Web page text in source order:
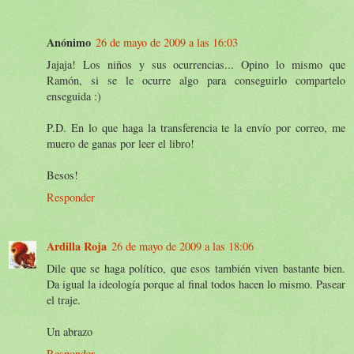
Anónimo 26 de mayo de 2009 a las 16:03
Jajaja! Los niños y sus ocurrencias... Opino lo mismo que
Ramón, si se le ocurre algo para conseguirlo compartelo
enseguida :)
P.D. En lo que haga la transferencia te la envío por correo, me
muero de ganas por leer el libro!
Besos!
Responder
Ardilla Roja 26 de mayo de 2009 a las 18:06
Dile que se haga político, que esos también viven bastante bien.
Da igual la ideología porque al final todos hacen lo mismo. Pasear
el traje.
Un abrazo